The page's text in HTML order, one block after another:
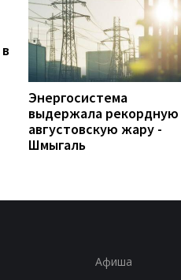
Энергосистема
выдержала рекордную
августовскую жару -
Шмыгаль
Афиша